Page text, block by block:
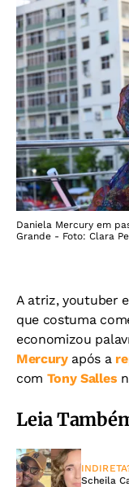
Daniela Mercury em
Grande - Foto: Clara
A atriz, youtuber
que costuma
economizou
Mercuryapós a
com Tony Salles
Leia
Scheila